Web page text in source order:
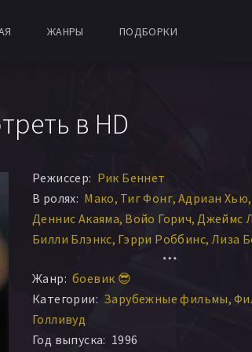
ЖАНРЫ ПОДБОРКИ
в HD
Режиссер: Рик Беннет
В ролях: Мако Тиг Фонг Адриан Хью
Деннис Акаяма Войо Горич Джеймс
Билли Блэнкс Гэрри Роббинс Лиза
Питер
Адам Бонне Саймон Ким
Риал Эндрюс Фил Чи Юнг-Юл Ким
Джесси Беннетт
Уолкер Бун Джон Лиддл
Жанр: боевик 😎
Категории: Зарубежные фильмы
Голливуд
Год выпуска: 1996